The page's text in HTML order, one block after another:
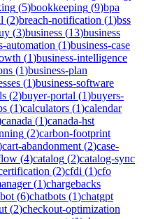
(5)bookkeeping (9)bpa
(2)breach-notification (1)bss
(3)business (13)business
automation (1)business-case
(1)business-intelligence
(1)business-plan
(1)business-software
(2)buyer-portal (1)buyers-
(1)calculators (1)calendar
canada (1)canada-hst
(2)carbon-footprint
cart-abandonment (2)case-
(4)catalog (2)catalog-sync
(2)cfdi (1)cfo
(1)chargebacks
(6)chatbots (1)chatgpt
(2)checkout-optimization